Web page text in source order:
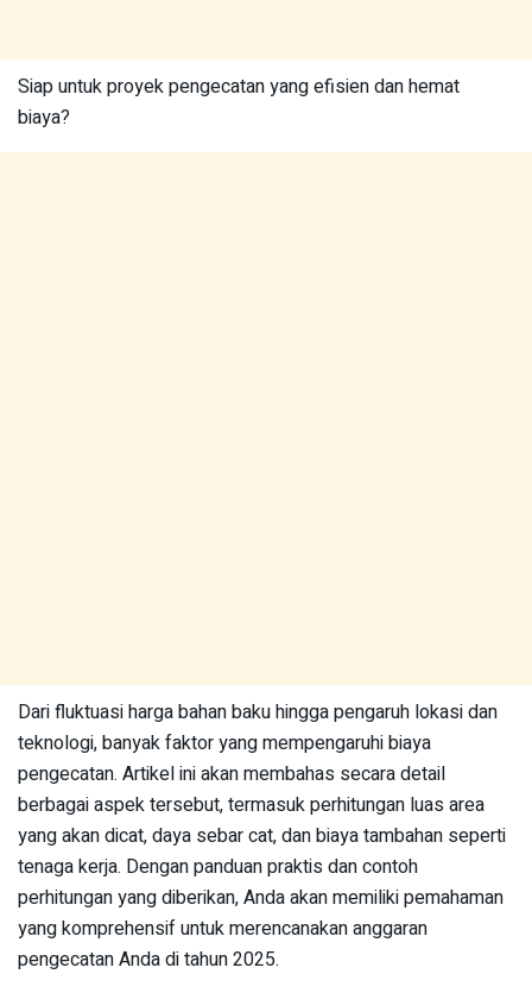
Siap untuk proyek pengecatan yang efisien dan hemat
biaya?
Dari fluktuasi harga bahan baku hingga pengaruh lokasi dan
teknologi, banyak faktor yang mempengaruhi biaya
pengecatan. Artikel ini akan membahas secara detail
berbagai aspek tersebut, termasuk perhitungan luas area
yang akan dicat, daya sebar cat, dan biaya tambahan seperti
tenaga kerja. Dengan panduan praktis dan contoh
perhitungan yang diberikan, Anda akan memiliki pemahaman
yang komprehensif untuk merencanakan anggaran
pengecatan Anda di tahun 2025.